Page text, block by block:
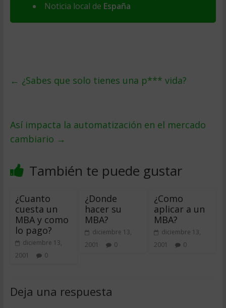
Noticia local de España
← ¿Sabes que solo tienes una p*** vida?
Así impacta la automatización en el mercado
cambiario →
También te puede gustar
¿Cuanto
cuesta un
MBA y como
lo pago?
diciembre 13,
2001
0
¿Donde
hacer su
MBA?
diciembre 13,
2001
0
¿Como
aplicar a un
MBA?
diciembre 13,
2001
0
Deja una respuesta